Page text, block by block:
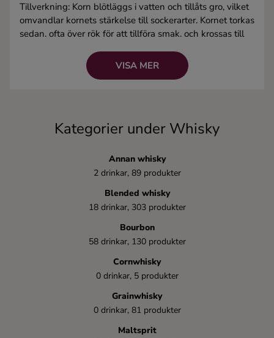
Whisky
Tillverkning: Korn blötläggs i vatten och tillåts gro, vilket
omvandlar kornets stärkelse till sockerarter. Kornet torkas
sedan, ofta över rök för att tillföra smak, och krossas till
vätska, som sedan destilleras och lagras.
Minst 40%, vanligtvis runt 72%.
VISA MER
Kategorier under Whisky
Annan whisky
2 drinkar, 89 produkter
Blended whisky
18 drinkar, 303 produkter
Bourbon
58 drinkar, 130 produkter
Cornwhisky
0 drinkar, 5 produkter
Grainwhisky
0 drinkar, 81 produkter
Maltsprit